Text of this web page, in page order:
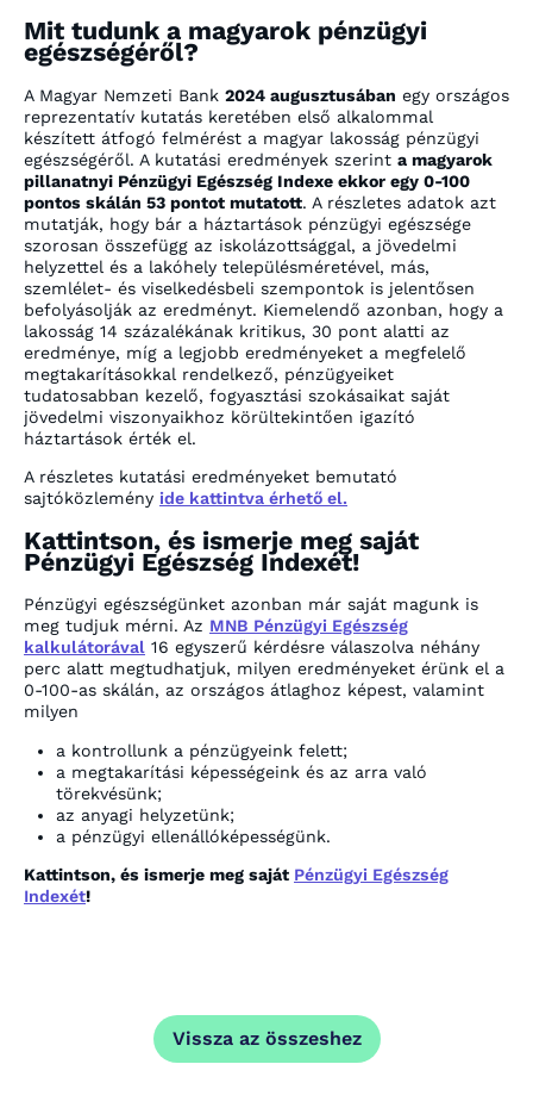
Mit tudunk a magyarok pénzügyi
egészségéről?
A Magyar Nemzeti Bank 2024 augusztusában egy országos
reprezentatív kutatás keretében első alkalommal
készített átfogó felmérést a magyar lakosság pénzügyi
egészségéről. A kutatási eredmények szerint a magyarok
pillanatnyi Pénzügyi Egészség Indexe ekkor egy 0-100
pontos skálán 53 pontot mutatott. A részletes adatok azt
mutatják, hogy bár a háztartások pénzügyi egészsége
szorosan összefügg az iskolázottsággal, a jövedelmi
helyzettel és a lakóhely településméretével, más,
szemlélet- és viselkedésbeli szempontok is jelentősen
befolyásolják az eredményt. Kiemelendő azonban, hogy a
lakosság 14 százalékának kritikus, 30 pont alatti az
eredménye, míg a legjobb eredményeket a megfelelő
megtakarításokkal rendelkező, pénzügyeiket
tudatosabban kezelő, fogyasztási szokásaikat saját
jövedelmi viszonyaikhoz körültekintően igazító
háztartások érték el.
A részletes kutatási eredményeket bemutató
sajtóközlemény ide kattintva érhető el.
Kattintson, és ismerje meg saját
Pénzügyi Egészség Indexét!
Pénzügyi egészségünket azonban már saját magunk is
meg tudjuk mérni. Az MNB Pénzügyi Egészség
kalkulátorával 16 egyszerű kérdésre válaszolva néhány
perc alatt megtudhatjuk, milyen eredményeket érünk el a
0-100-as skálán, az országos átlaghoz képest, valamint
milyen
a kontrollunk a pénzügyeink felett;
a megtakarítási képességeink és az arra való
törekvésünk;
az anyagi helyzetünk;
a pénzügyi ellenállóképességünk.
Kattintson, és ismerje meg saját Pénzügyi Egészség
Indexét!
Vissza az összeshez